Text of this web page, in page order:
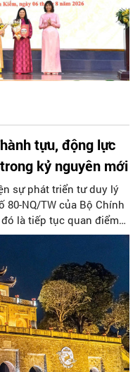
tựu, động lực
kỷ nguyên mới
sự phát triển tư duy lý
NQ/TW của Bộ Chính
là tiếp tục quan điểm
hóa gắn kết với phát
thời, nâng lên một tầm